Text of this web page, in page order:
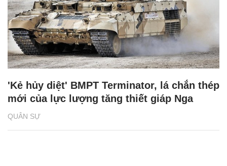
QUÂN SỰ
'Kẻ hủy diệt' BMPT Terminator, lá chắn thép
mới của lực lượng tăng thiết giáp Nga